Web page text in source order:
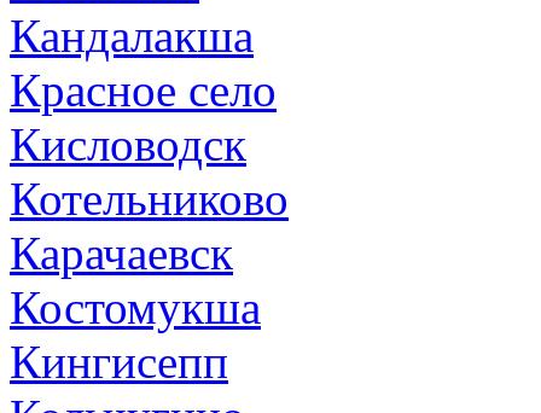
Кандалакша
Красное село
Кисловодск
Котельниково
Карачаевск
Костомукша
Кингисепп